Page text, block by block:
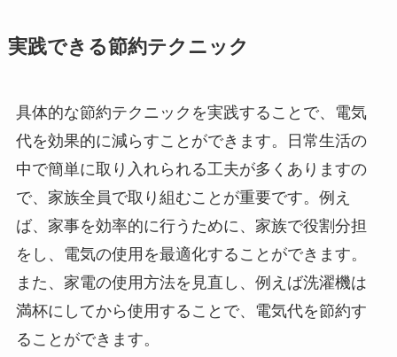
実践できる節約テクニック
具体的な節約テクニックを実践することで、電気
代を効果的に減らすことができます。日常生活の
中で簡単に取り入れられる工夫が多くありますの
で、家族全員で取り組むことが重要です。例え
ば、家事を効率的に行うために、家族で役割分担
をし、電気の使用を最適化することができます。
また、家電の使用方法を見直し、例えば洗濯機は
満杯にしてから使用することで、電気代を節約す
ることができます。